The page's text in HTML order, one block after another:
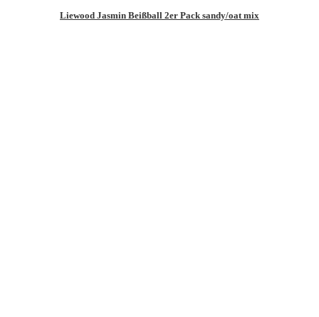
Liewood Jasmin Beißball 2er Pack sandy/oat mix